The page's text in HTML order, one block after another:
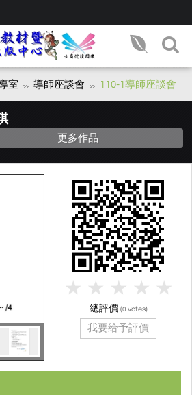
室 導師座談會 110-1導師座談會
更多作品
總評價 (0 votes)
我要给予評價